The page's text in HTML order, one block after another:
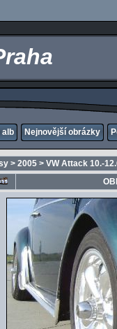
alb Nejnovější obrázky
> 2005 > VW Attack 10.-